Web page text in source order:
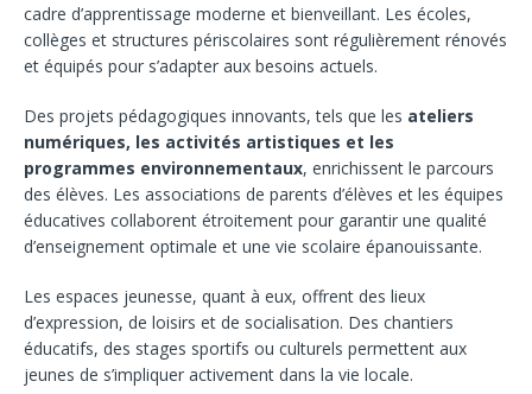
cadre d’apprentissage moderne et bienveillant. Les écoles,
collèges et structures périscolaires sont régulièrement rénovés
et équipés pour s’adapter aux besoins actuels.
Des projets pédagogiques innovants, tels que les ateliers
numériques, les activités artistiques et les
programmes environnementaux, enrichissent le parcours
des élèves. Les associations de parents d’élèves et les équipes
éducatives collaborent étroitement pour garantir une qualité
d’enseignement optimale et une vie scolaire épanouissante.
Les espaces jeunesse, quant à eux, offrent des lieux
d’expression, de loisirs et de socialisation. Des chantiers
éducatifs, des stages sportifs ou culturels permettent aux
jeunes de s’impliquer activement dans la vie locale.